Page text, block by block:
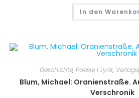
In den
Geschichte, Poesie | Lyrik,
Blum, Michael: Oranienstraße.
Verschronik